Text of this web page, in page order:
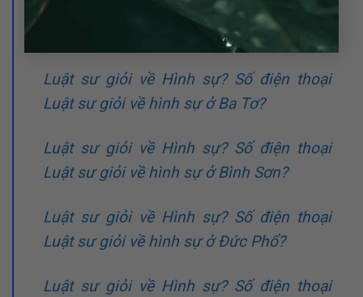
Luật sư giỏi về Hình sự? Số điện thoại
Luật sư giỏi về hình sự ở Thăng Bình?
Luật sư giỏi về Hình sự? Số điện thoại
Luật sư giỏi về hình sự ở Ba Tơ?
Luật sư giỏi về Hình sự? Số điện thoại
Luật sư giỏi về hình sự ở Bình Sơn?
Luật sư giỏi về Hình sự? Số điện thoại
Luật sư giỏi về hình sự ở Đức Phổ?
Luật sư giỏi về Hình sự? Số điện thoại